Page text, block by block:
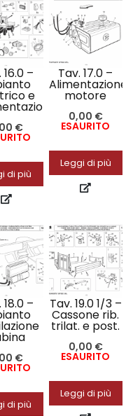
16.0 –
e
€
di più
Tav. 17.0 –
motore
0,00 €
ESAURITO
Leggi di più
18.0 –
€
di più
Tav. 19.0 1/3 –
Cassone rib.
trilat. e post.
0,00 €
ESAURITO
Leggi di più